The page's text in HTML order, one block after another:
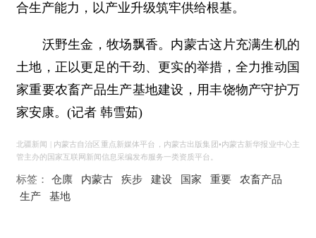
合生产能力，以产业升级筑牢供给根基。
沃野生金，牧场飘香。内蒙古这片充满生机的
土地，正以更足的干劲、更实的举措，全力推动国
家重要农畜产品生产基地建设，用丰饶物产守护万
家安康。(记者 韩雪茹)
北疆新闻 | 内蒙古自治区重点新媒体平台，内蒙古出版集团•内蒙古新华报业中心主
管主办的国家互联网新闻信息采编发布服务一类资质平台。
标签： 仓廪 内蒙古 疾步 建设 国家 重要 农畜产品
生产 基地